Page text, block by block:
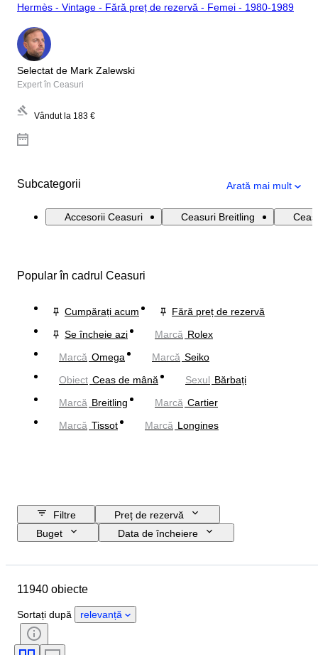
Hermès - Vintage - Fără preț de rezervă - Femei - 1980-1989
Selectat de Mark Zalewski
Expert în Ceasuri
Vândut la 183 €
Subcategorii Arată mai mult
Accesorii Ceasuri Ceasuri Breitling
Popular în cadrul Ceasuri
Cumpărați acum
Fără preț de rezervă
Se încheie azi
Marcă Rolex
Marcă Omega Marcă Seiko
Obiect Ceas de mână Sexul Bărbați
Marcă Breitling Marcă Cartier
Marcă Tissot Marcă Longines
Filtre
Preț de rezervă
Buget
Data de încheiere
Obiect
Sexul
Perioadă
Certificare
Subiect
11940 obiecte
Sortați după relevanță